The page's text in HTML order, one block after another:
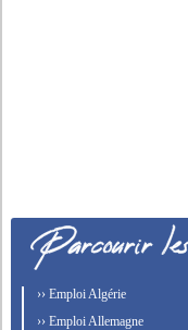
›› Emploi Algérie
›› Emploi Allemagne